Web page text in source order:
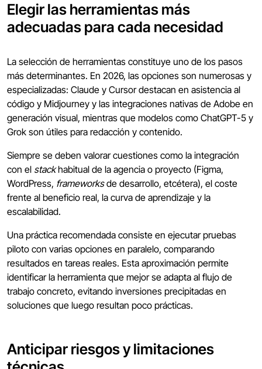
Elegir las herramientas más
adecuadas para cada necesidad
La selección de herramientas constituye uno de los pasos
más determinantes. En 2026, las opciones son numerosas y
especializadas: Claude y Cursor destacan en asistencia al
código y Midjourney y las integraciones nativas de Adobe en
generación visual, mientras que modelos como ChatGPT-5 y
Grok son útiles para redacción y contenido.
Siempre se deben valorar cuestiones como la integración
con el stackhabitual de la agencia o proyecto (Figma,
WordPress, frameworksde desarrollo, etcétera), el coste
frente al beneficio real, la curva de aprendizaje y la
escalabilidad.
Una práctica recomendada consiste en ejecutar pruebas
piloto con varias opciones en paralelo, comparando
resultados en tareas reales. Esta aproximación permite
identificar la herramienta que mejor se adapta al flujo de
trabajo concreto, evitando inversiones precipitadas en
soluciones que luego resultan poco prácticas.
Anticipar riesgos y limitaciones